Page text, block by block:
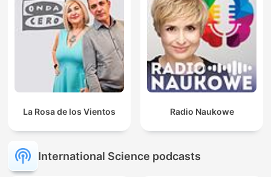
La Rosa de los Vientos Radio Naukowe
International Science podcasts